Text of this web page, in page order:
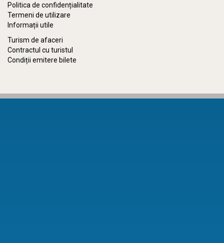
Politica de confidențialitate
Termeni de utilizare
Informații utile
Turism de afaceri
Contractul cu turistul
Condiții emitere bilete